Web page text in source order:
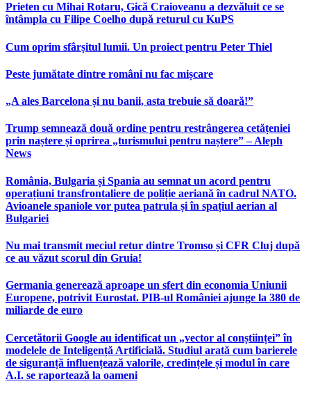
Prieten cu Mihai Rotaru, Gică Craioveanu a dezvăluit ce se
întâmpla cu Filipe Coelho după returul cu KuPS
Cum oprim sfârșitul lumii. Un proiect pentru Peter Thiel
Peste jumătate dintre români nu fac mișcare
„A ales Barcelona și nu banii, asta trebuie să doară!”
Trump semnează două ordine pentru restrângerea cetățeniei
prin naștere și oprirea „turismului pentru naștere” – Aleph
News
România, Bulgaria și Spania au semnat un acord pentru
operațiuni transfrontaliere de poliție aeriană în cadrul NATO.
Avioanele spaniole vor putea patrula și în spațiul aerian al
Bulgariei
Nu mai transmit meciul retur dintre Tromso și CFR Cluj după
ce au văzut scorul din Gruia!
Germania generează aproape un sfert din economia Uniunii
Europene, potrivit Eurostat. PIB-ul României ajunge la 380 de
miliarde de euro
Cercetătorii Google au identificat un „vector al conștiinței” în
modelele de Inteligență Artificială. Studiul arată cum barierele
de siguranță influențează valorile, credințele și modul în care
A.I. se raportează la oameni